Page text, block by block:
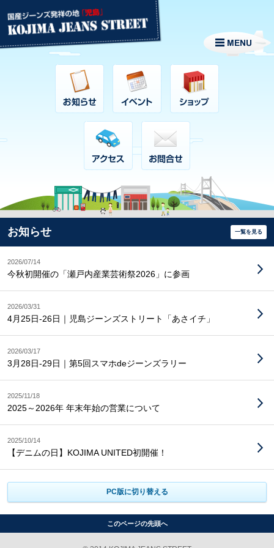
お知らせ 一覧を見る
2026/07/14
今秋初開催の「瀬戸内産業芸術祭2026」に参画
2026/03/31
4月25日-26日｜児島ジーンズストリート「あさイチ」
2026/03/17
3月28日-29日｜第5回スマホdeジーンズラリー
2025/11/18
2025～2026年 年末年始の営業について
2025/10/14
【デニムの日】KOJIMA UNITED初開催！
PC版に切り替える
このページの先頭へ